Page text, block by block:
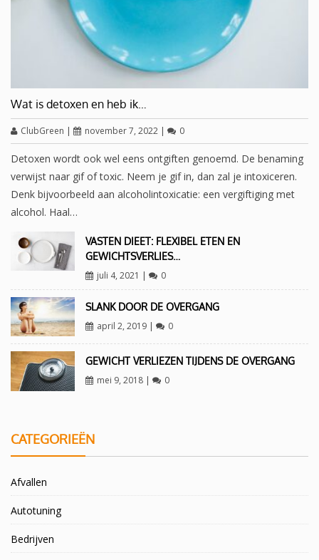
Wat is detoxen en heb ik…
ClubGreen | november 7, 2022 | 0
Detoxen wordt ook wel eens ontgiften genoemd. De benaming
verwijst naar gif of toxic. Neem je gif in, dan zal je intoxiceren.
Denk bijvoorbeeld aan alcoholintoxicatie: een vergiftiging met
alcohol. Haal…
VASTEN DIEET: FLEXIBEL ETEN EN
GEWICHTSVERLIES…
juli 4, 2021 | 0
SLANK DOOR DE OVERGANG
april 2, 2019| 0
GEWICHT VERLIEZEN TIJDENS DE OVERGANG
mei 9, 2018| 0
CATEGORIEËN
Afvallen
Autotuning
Bedrijven